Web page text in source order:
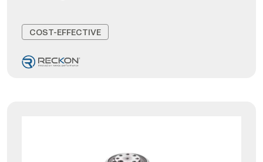
COST-EFFECTIVE